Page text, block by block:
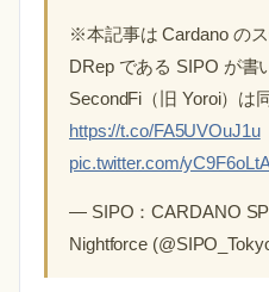
※本記事は Cardano の
DRep である SIPO が書
SecondFi（旧 Yoroi）は
https://t.co/FA5UVOuJ1u
pic.twitter.com/
— SIPO：CARDANO
Nightforce